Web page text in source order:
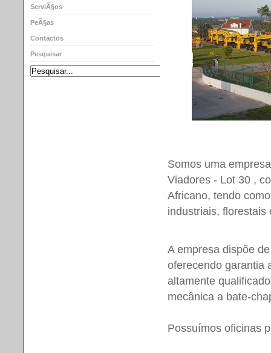
Somos uma
Viadores - Lot 30 ,
Africano, tendo
industriais, florestais
A empresa dispõe
oferecendo garantia
altamente
mecânica a bate-
Possuímos oficinas
ServiÃ§os
PeÃ§as
Contactos
Pesquisar